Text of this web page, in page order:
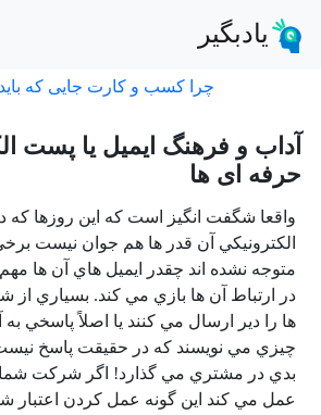
یادبگیر
چرا کسب و کارت جایی که
آداب و فرهنگ ايميل يا پست
حرفه ای ها
واقعا شگفت انگيز است که اين روزها که
الكترونيكي آن قدر ها هم جوان نيست
متوجه نشده اند چقدر ايميل هاي آن ها
در ارتباط آن ها بازي مي كند. بسياري از
ها را دير ارسال مي كنند يا اصلاً پاسخي به
چيزي مي نويسند كه در حقيقت پاسخ نيست
بدي در مشتري مي گذارد! اگر شركت
عمل مي كند اين گونه عمل كردن اعتبار